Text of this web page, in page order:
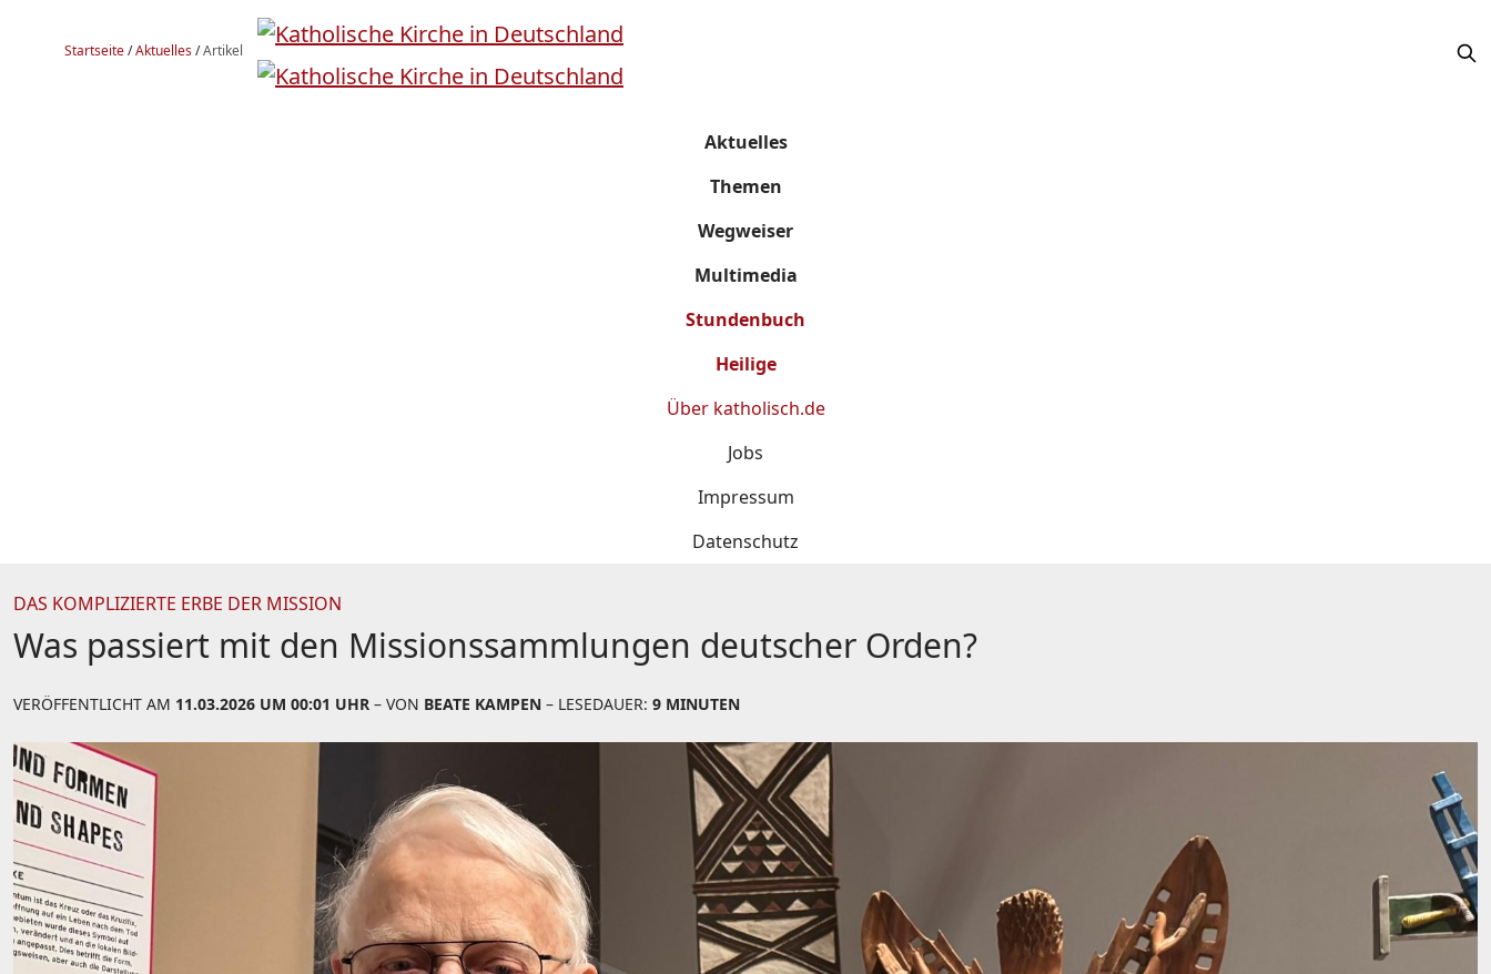
Startseite/Aktuelles/Artikel
Aktuelles
Themen
Wegweiser
Multimedia
Stundenbuch
Heilige
Über katholisch.de
Jobs
Impressum
Datenschutz
DAS KOMPLIZIERTE ERBE DER MISSION
Was passiert mit den Missionssammlungen deutscher Orden?
VERÖFFENTLICHT AM 11.03.2026 UM 00:01 UHR – VON BEATE KAMPEN – LESEDAUER: 9 MINUTEN